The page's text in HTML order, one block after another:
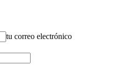
tu correo electrónico